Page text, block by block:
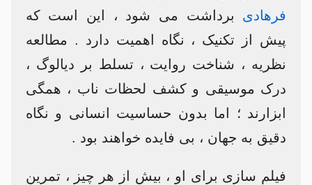
فرهادی برداشت می شود ، این است که
پیش از تکنیک ، نگاه اهمیت دارد . مطالعه
نظریه ، شناخت روایت ، تسلط بر دیالوگ ،
درک موسیقی و کشف لحظات ناب ، همگی
ابزارند ؛ اما بدون حساسیت انسانی و نگاه
دقیق به جهان ، بی فایده خواهند بود .
فیلم سازی برای او ، بیش از هر چیز ، تمرین